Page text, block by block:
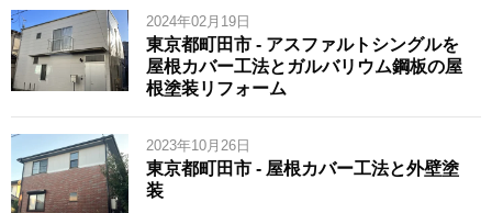
2024年02月19日
東京都町田市 - アスファルトシングルを
屋根カバー工法とガルバリウム鋼板の屋
根塗装リフォーム
2023年10月26日
東京都町田市 - 屋根カバー工法と外壁塗
装